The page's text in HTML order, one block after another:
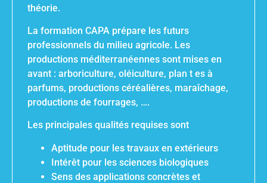
théorie.
La formation CAPA prépare les futurs
professionnels du milieu agricole. Les
productions méditerranéennes sont mises en
avant : arboriculture, oléiculture, plan t es à
parfums, productions céréalières, maraîchage,
productions de fourrages, ….
Les principales qualités requises sont
Aptitude pour les travaux en extérieurs
Intérêt pour les sciences biologiques
Sens des applications concrètes et